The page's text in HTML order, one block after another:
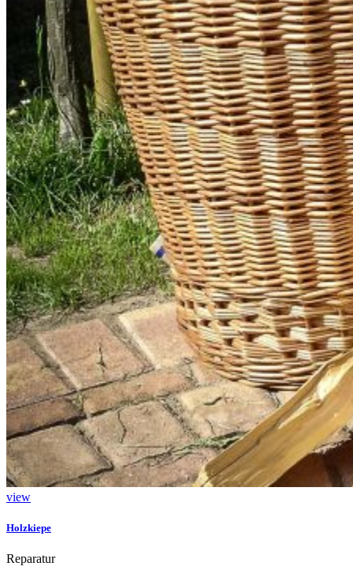
view
Holzkiepe
Reparatur